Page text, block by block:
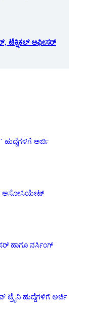
ಟೆಕ್ನಿಕಲ್ ಆಫೀಸರ್
ಹುದ್ದೆಗಳಿಗೆ ಅರ್ಜಿ
ಅಸೋಸಿಯೇಟ್
ಹಾಗೂ ನರ್ಸಿಂಗ್
ಟ್ರೈನಿ ಹುದ್ದೆಗಳಿಗೆ ಅರ್ಜಿ